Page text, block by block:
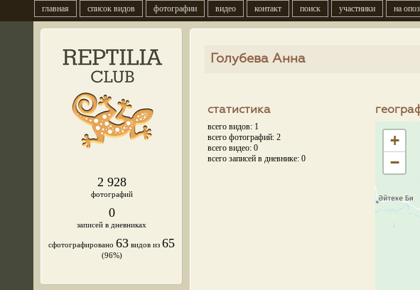
главная список видов фотографии видео контакт поиск участники на
2 928
фотографий
0
записей в дневниках
сфотографировано 63 видов из 65
(96%)
Голубева Анна
статистика
всего видов: 1
всего фотографий: 2
всего видео: 0
всего записей в дневнике: 0
+
−